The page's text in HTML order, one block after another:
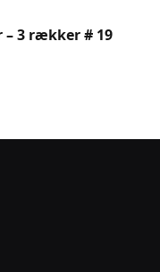
3 rækker # 19